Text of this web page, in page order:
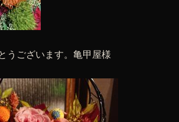
うございます。亀甲屋様